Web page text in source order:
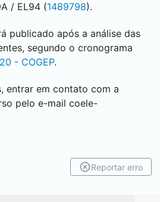
/ EL94 (1489798).
publicado após a análise das
segundo o cronograma
- COGEP.
entrar em contato com a
pelo e-mail coele-
Reportar erro